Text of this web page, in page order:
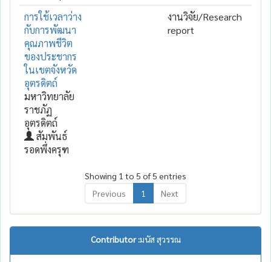
การใช้เวลาว่าง
กับการพัฒนา
คุณภาพชีวิต
ของประชากร
ในเขตจังหวัด
อุตรดิตถ์
มหาวิทยาลัย
ราชภัฏ
อุตรดิตถ์
สัมพันธ์
รอดพึ่งครุฑ
งานวิจัย/Research
report
Showing 1 to 5 of 5 entries
Previous
1 Next
Contributor :มนัส สุวรรณ